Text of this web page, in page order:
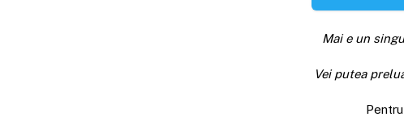
Mai e un
Vei putea